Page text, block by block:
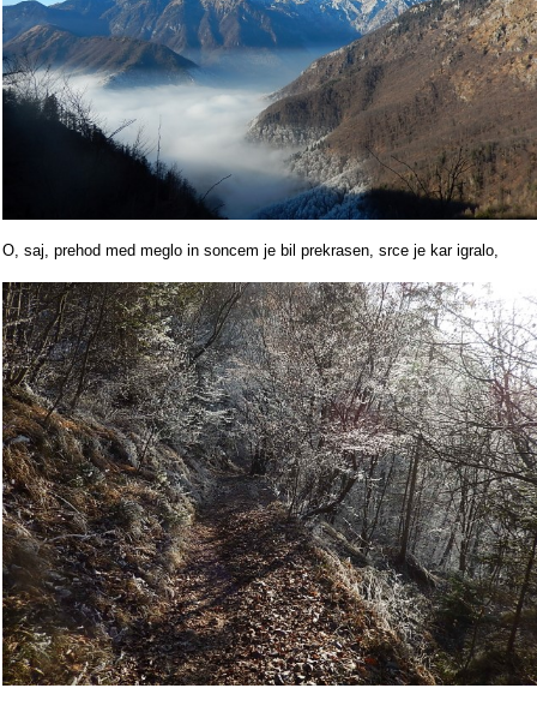
O, saj, prehod med meglo in soncem je bil prekrasen, srce je kar igralo,